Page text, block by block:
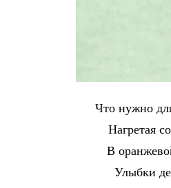
Что нужно
Нагретая
В
Улыбки